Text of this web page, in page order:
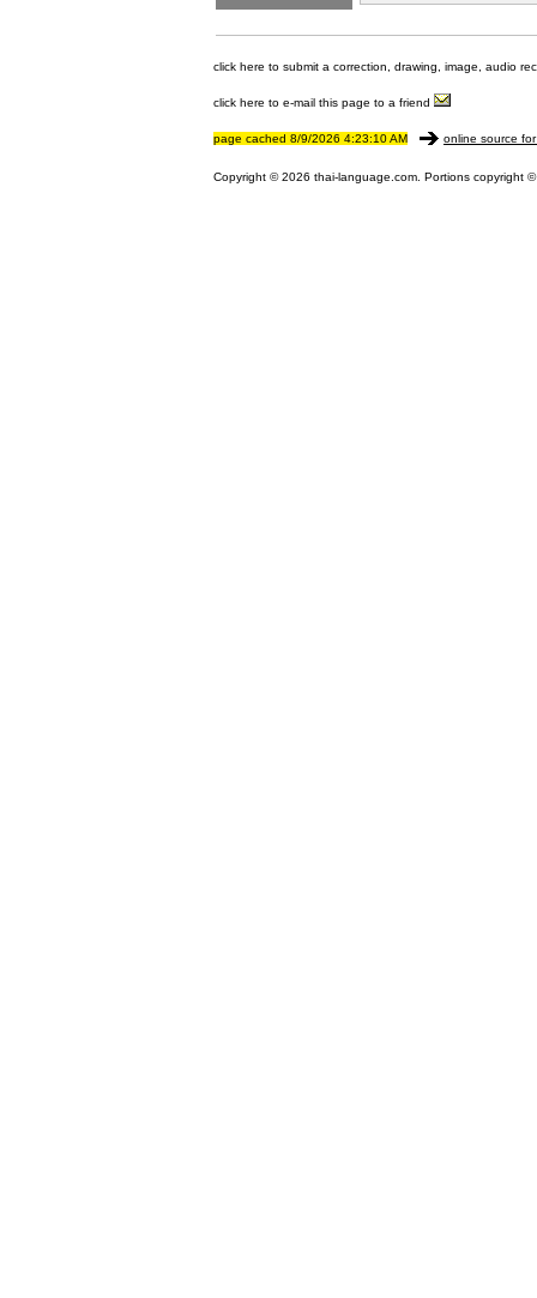
click here to submit a correction, drawing, image, audio
click here to e-mail this page to a friend
page cached 8/9/2026 4:23:10 AM online source
Copyright © 2026 thai-language.com. Portions copyright